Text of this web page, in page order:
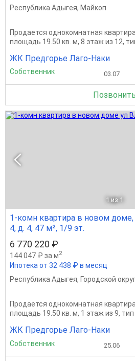
Республика Адыгея, Майкоп
Продается однокомнатная
площадь 19.50 кв. м, 8 этаж из 12,
ЖК Предгорье Лаго-Наки
Собственник 03.07
Позвонить
1 из 1
1-комн квартира в новом
4, д. 4, 47 м², 1/9 эт.
6 770 220 ₽
144 047 ₽ за м2
Ипотека от 32 438 ₽ в месяц
Республика Адыгея, Городской
Продается однокомнатная
площадь 19.50 кв. м, 1 этаж из 9,
ЖК Предгорье Лаго-Наки
Собственник 25.06